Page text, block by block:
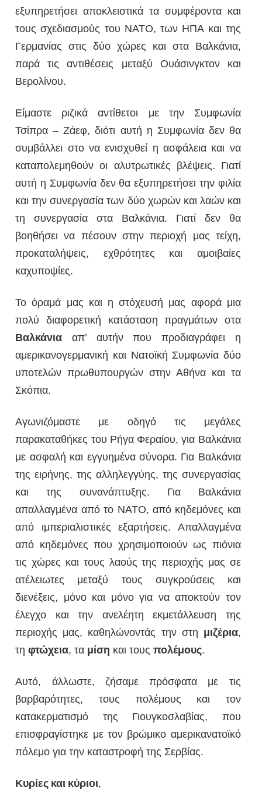
εξυπηρετήσει αποκλειστικά τα συμφέροντα και
τους σχεδιασμούς του ΝΑΤΟ, των ΗΠΑ και της
Γερμανίας στις δύο χώρες και στα Βαλκάνια,
παρά τις αντιθέσεις μεταξύ Ουάσινγκτον και
Βερολίνου.
Είμαστε ριζικά αντίθετοι με την Συμφωνία
Τσίπρα – Ζάεφ, διότι αυτή η Συμφωνία δεν θα
συμβάλλει στο να ενισχυθεί η ασφάλεια και να
καταπολεμηθούν οι αλυτρωτικές βλέψεις. Γιατί
αυτή η Συμφωνία δεν θα εξυπηρετήσει την φιλία
και την συνεργασία των δύο χωρών και λαών και
τη συνεργασία στα Βαλκάνια. Γιατί δεν θα
βοηθήσει να πέσουν στην περιοχή μας τείχη,
προκαταλήψεις, εχθρότητες και αμοιβαίες
καχυποψίες.
Το όραμά μας και η στόχευσή μας αφορά μια
πολύ διαφορετική κατάσταση πραγμάτων στα
Βαλκάνια απ’ αυτήν που προδιαγράφει η
αμερικανογερμανική και Νατοϊκή Συμφωνία δύο
υποτελών πρωθυπουργών στην Αθήνα και τα
Σκόπια.
Αγωνιζόμαστε με οδηγό τις μεγάλες
παρακαταθήκες του Ρήγα Φεραίου, για Βαλκάνια
με ασφαλή και εγγυημένα σύνορα. Για Βαλκάνια
της ειρήνης, της αλληλεγγύης, της συνεργασίας
και της συνανάπτυξης. Για Βαλκάνια
απαλλαγμένα από το ΝΑΤΟ, από κηδεμόνες και
από ιμπεριαλιστικές εξαρτήσεις. Απαλλαγμένα
από κηδεμόνες που χρησιμοποιούν ως πιόνια
τις χώρες και τους λαούς της περιοχής μας σε
ατέλειωτες μεταξύ τους συγκρούσεις και
διενέξεις, μόνο και μόνο για να αποκτούν τον
έλεγχο και την ανελέητη εκμετάλλευση της
περιοχής μας, καθηλώνοντάς την στη μιζέρια,
τηφτώχεια, τα μίση και τουςπολέμους.
Αυτό, άλλωστε, ζήσαμε πρόσφατα με τις
βαρβαρότητες, τους πολέμους και τον
κατακερματισμό της Γιουγκοσλαβίας, που
επισφραγίστηκε με τον βρώμικο αμερικανατοϊκό
πόλεμο για την καταστροφή της Σερβίας.
Κυρίες και κύριοι,